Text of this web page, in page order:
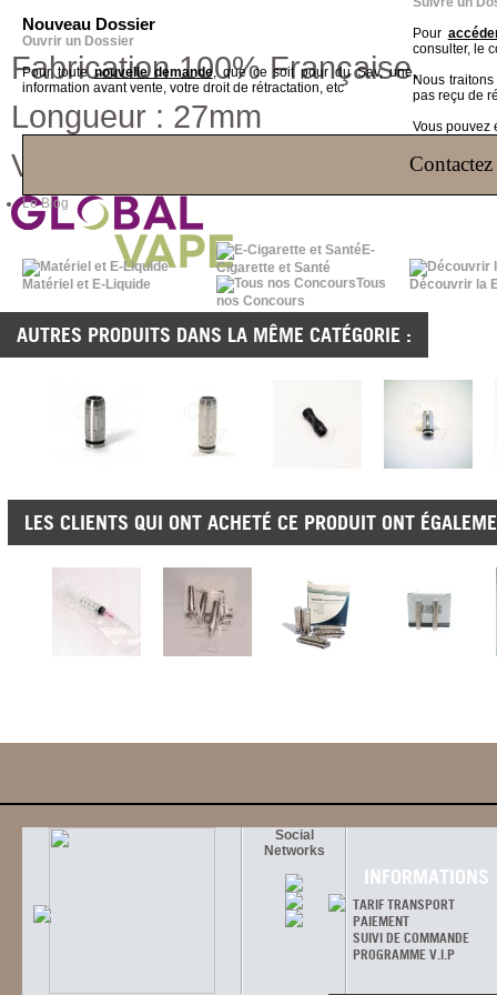
Nouveau Dossier
Ouvrir un Dossier
Pour toutenouvelle demande, que ce soit pour du Sav, une
information avant vente, votre droit de rétractation, etc
Pour
consulter, le
Nous
pas reçu de
Vous pouvez
Le Blog
Matériel et E-Liquide
E-
Cigarette et Santé
Tous
nos Concours
Découvrir la
Fabrication 100% Française.
Longueur : 27mm
Vendu à l'unité.
AUTRES PRODUITS DANS LA MÊME CATÉGORIE :
LES CLIENTS QUI ONT ACHETÉ CE PRODUIT ONT
Social
Networks
INFORMATIONS
TARIF TRANSPORT
PAIEMENT
SUIVI DE COMMANDE
PROGRAMME V.I.P